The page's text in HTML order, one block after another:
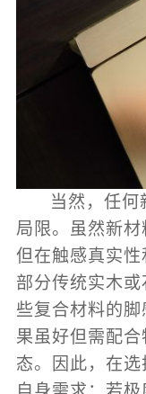
当然，任何
局限。虽然新材
但在触感真实
部分传统实木
些复合材料的
果虽好但需配
态。因此，在